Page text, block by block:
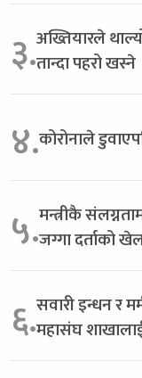
३.अख्तियारले
तान्दा पहरो खस्ने
४.कोरोनाले
५.मन्त्रीकै
जग्गा दर्ताको
६.सवारी इन्धन र
महासंघ